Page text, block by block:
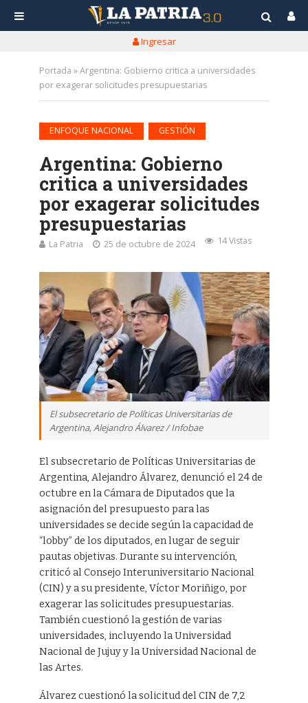
Ingresar
Portada »Argentina: Gobierno critica a universidades
por exagerar solicitudes presupuestarias
ENFOQUE NACIONAL GESTIÓN
Argentina: Gobierno
critica a universidades
por exagerar solicitudes
presupuestarias
La Patria 25 de octubre de 2024 14 Vistas
El subsecretario de Políticas Universitarias de
Argentina, Alejandro Álvarez / Infobae
El subsecretario de Políticas Universitarias de
Argentina, Alejandro Álvarez, denunció el 24 de
octubre en la Cámara de Diputados que la
asignación del presupuesto para las
universidades se decide según la capacidad de
“lobby” de los diputados, en lugar de seguir
pautas objetivas. Durante su intervención,
criticó al Consejo Interuniversitario Nacional
(CIN) y a su presidente, Víctor Moriñigo, por
exagerar las solicitudes presupuestarias.
También cuestionó la gestión de varias
universidades, incluyendo la Universidad
Nacional de Jujuy y la Universidad Nacional de
las Artes.
Álvarez cuestionó la solicitud del CIN de 7,2